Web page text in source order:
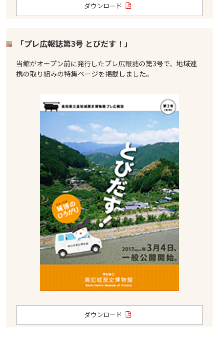
ダウンロード
「プレ広報誌第3号 とびだす！」
当館がオープン前に発行したプレ広報誌の第3号で、地域連
携の取り組みの特集ページを掲載しました。
ダウンロード